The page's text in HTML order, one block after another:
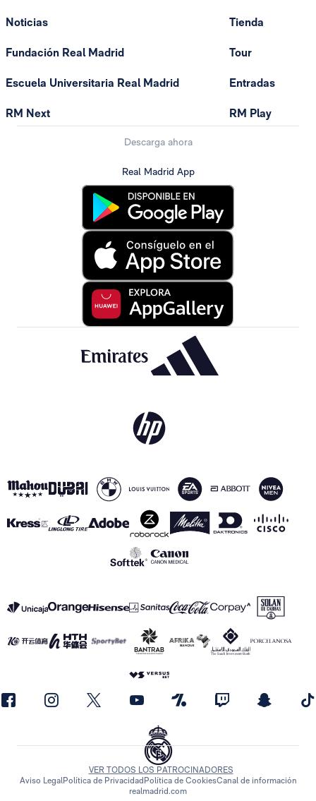
Noticias
Fundación Real Madrid
Escuela Universitaria Real Madrid
RM Next
Tienda
Tour
Entradas
RM Play
Descarga ahora
Real Madrid App
VER TODOS LOS PATROCINADORES
Aviso LegalPolítica de Privacidad Política de CookiesCanal de información
realmadrid.com